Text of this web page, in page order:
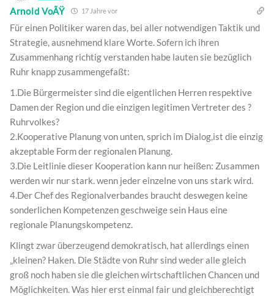
Arnold VoÃŸ 17 Jahre vor
Für einen Politiker waren das, bei aller notwendigen Taktik und
Strategie, ausnehmend klare Worte. Sofern ich ihren
Zusammenhang richtig verstanden habe lauten sie bezüglich
Ruhr knapp zusammengefaßt:
1.Die Bürgermeister sind die eigentlichen Herren respektive
Damen der Region und die einzigen legitimen Vertreter des ?
Ruhrvolkes?
2.Kooperative Planung von unten, sprich im Dialog,ist die einzig
akzeptable Form der regionalen Planung.
3.Die Leitlinie dieser Kooperation kann nur heißen: Zusammen
werden wir nur stark. wenn jeder einzelne von uns stark wird.
4.Der Chef des Regionalverbandes braucht deswegen keine
sonderlichen Kompetenzen geschweige sein Haus eine
regionale Planungskompetenz.
Klingt zwar überzeugend demokratisch, hat allerdings einen
„kleinen? Haken. Die Städte von Ruhr sind weder alle gleich
groß noch haben sie die gleichen wirtschaftlichen Chancen und
Möglichkeiten. Was hier erst einmal fair und gleichberechtigt